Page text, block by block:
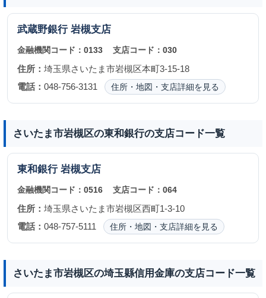
武蔵野銀行 岩槻支店
金融機関コード： 0133 支店コード：030
住所： 埼玉県さいたま市岩槻区本町3-15-18
電話： 048-756-3131 住所・地図・支店詳細を見る
さいたま市岩槻区の東和銀行の支店コード一覧
東和銀行 岩槻支店
金融機関コード： 0516 支店コード：064
住所： 埼玉県さいたま市岩槻区西町1-3-10
電話： 048-757-5111 住所・地図・支店詳細を見る
さいたま市岩槻区の埼玉縣信用金庫の支店コード一覧